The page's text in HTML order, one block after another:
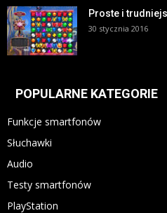
Proste i
30 stycznia 2016
POPULARNE KATEGORIE
Funkcje smartfonów
Słuchawki
Audio
Testy smartfonów
PlayStation